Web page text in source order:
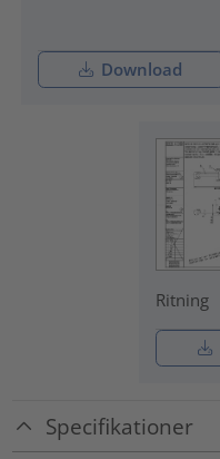
Download
Ritning
Specifikationer